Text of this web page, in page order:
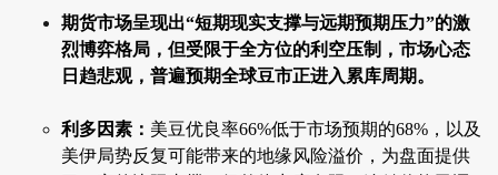
期货市场呈现出“短期现实支撑与远期预期压力”的激
烈博弈格局，但受限于全方位的利空压制，市场心态
日趋悲观，普遍预期全球豆市正进入累库周期。
利多因素： 美豆优良率66%低于市场预期的68%，以及
美伊局势反复可能带来的地缘风险溢价，为盘面提供